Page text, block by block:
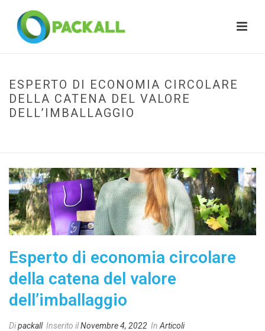
ESPERTO DI ECONOMIA CIRCOLARE
DELLA CATENA DEL VALORE
DELL’IMBALLAGGIO
Esperto di economia circolare
della catena del valore
dell’imballaggio
Dipackall Inserito ilNovembre 4, 2022 In Articoli